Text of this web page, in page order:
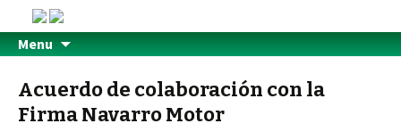
Menu
Acuerdo de colaboración con la
Firma Navarro Motor